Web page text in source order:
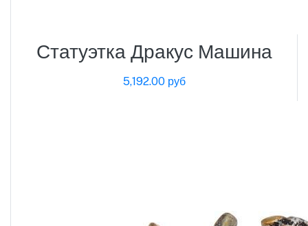
Статуэтка Дракус Машина
5,192.00 руб